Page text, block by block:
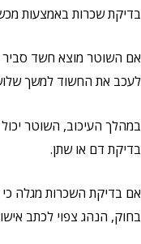
בדיקת שכרות באמצעות
אם השוטר מוצא חשד סביר
לעכב את החשוד למשך
במהלך העיכוב, השוטר
בדיקת דם או שתן.
אם בדיקת השכרות מגלה
בחוק, הנהג צפוי לכתב